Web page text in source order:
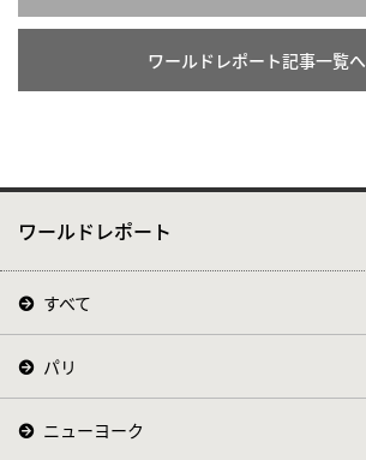
ワールドレポート記事一覧へ
ワールドレポート
すべて
パリ
ニューヨーク